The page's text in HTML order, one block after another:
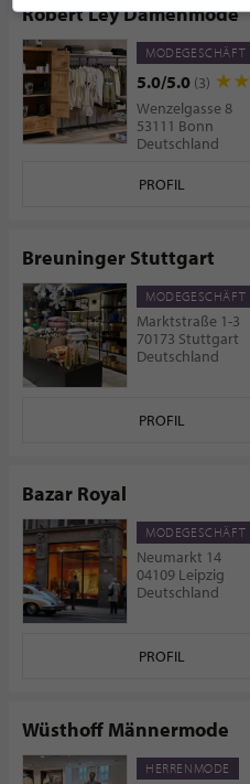
Robert Ley Damenmode
MODEGESCHÄFT
5.0/5.0 (3)
Wenzelgasse 8
53111 Bonn
Deutschland
PROFIL
Breuninger Stuttgart
MODEGESCHÄFT
Marktstraße 1-3
70173 Stuttgart
Deutschland
PROFIL
Bazar Royal
MODEGESCHÄFT
Neumarkt 14
04109 Leipzig
Deutschland
PROFIL
Wüsthoff Männermode
HERRENMODE